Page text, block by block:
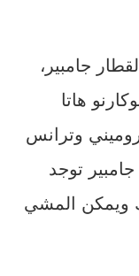
جامبير،
هاتا
وترانس
توجد
ويمكن المشي